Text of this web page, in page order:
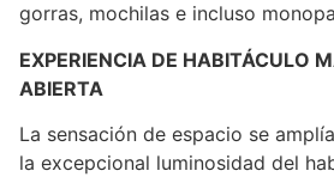
gorras, mochilas e incluso
EXPERIENCIA DE HABITÁCULO
ABIERTA
La sensación de espacio se
la excepcional luminosidad del